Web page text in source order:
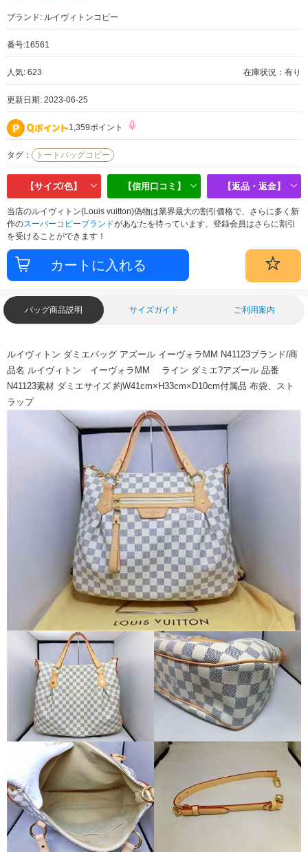
ブランド: ルイヴィトンコピー
番号:16561
人気: 623 在庫状況：有り
更新日期: 2023-06-25
1,359ポイント
タグ： トートバッグコピー
【サイズ/色】 【信用口コミ】 【返品・返金】
当店のルイヴィトン(Louis vuitton)偽物は業界最大の割引価格で、さらに多く新
作のスーパーコピーブランドがあなたを待っています、登録会員はさらに割引
を受けることができます！
バッグ商品説明 サイズガイド ご利用案内
ルイヴィトン ダミエバッグ アズール イーヴォラMM N41123ブランド/商
品名 ルイヴィトン イーヴォラMM ライン ダミエ?アズール 品番
N41123素材 ダミエサイズ 約W41cm×H33cm×D10cm付属品 布袋、スト
ラップ